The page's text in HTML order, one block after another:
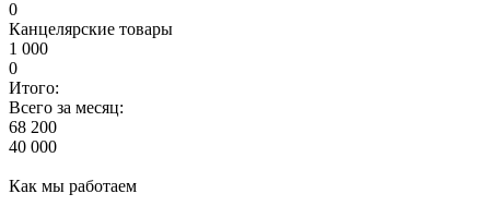
0
Канцелярские товары
1 000
0
Итого:
Всего за месяц:
68 200
40 000
Как мы работаем